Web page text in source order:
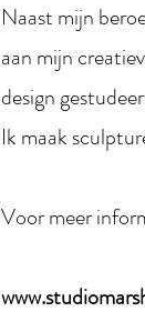
Naast mijn
aan mijn
design
Ik maak
Voor meer